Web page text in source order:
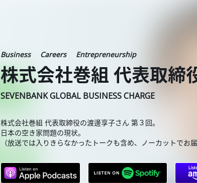
Business Careers Entrepreneurship
株式会社巻組 代表取締
SEVENBANK GLOBAL BUSINESS CHARGE
株式会社巻組 代表取締役の渡邊享子さん 第３回。
日本の空き家問題の現状。
（放送では入りきらなかったトークも含め、ノーカットでお届